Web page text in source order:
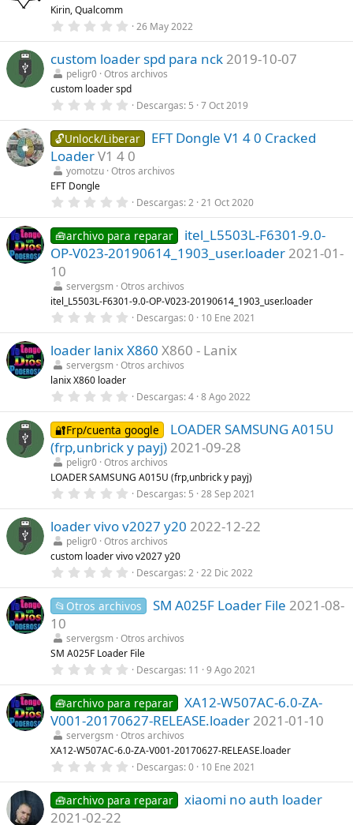
r
l
l
a
(
s
Kirin, Qualcomm
0
0
0
e
s
t
r
l
l
a
(
s
)
26 May 2022
custom loader spd para nck 2019-10-07
peligr0 Otros archivos
custom loader spd
0
0
0
e
s
t
l
a
(
s
)
Descargas 5 7 Oct 2019
🔓Unlock/Liberar
EFT Dongle V1 4 0 Cracked
LoaderV1 4 0
yomotzu Otros archivos
EFT Dongle
0
0
0
e
s
e
l
a
(
s
)
Descargas 2 21 Oct 2020
🧰archivo para reparar
itel_L5503L-F6301-9.0-
OP-V023-20190614_1903_user.loader 2021-01-
10
servergsm Otros archivos
itel_L5503L-F6301-9.0-OP-V023-20190614_1903_user.loader
0
0
0
e
s
r
l
l
a
(
s
)
Descargas 0 10 Ene 2021
loader lanix X860 X860 - Lanix
servergsm Otros archivos
lanix X860 loader
0
0
0
e
s
t
r
e
l
(
s
Descargas 4 8 Ago 2022
🔐Frp/cuenta google
LOADER SAMSUNG A015U
(frp,unbrick y payj) 2021-09-28
peligr0 Otros archivos
LOADER SAMSUNG A015U (frp,unbrick y payj)
0
0
0
e
s
t
r
l
l
a
s
)
Descargas 5 28 Sep 2021
loader vivo v2027 y20 2022-12-22
peligr0 Otros archivos
custom loader vivo v2027 y20
0
0
0
e
t
r
e
l
a
(
s
)
Descargas 2 22 Dic 2022
📂Otros archivos SM A025F Loader File 2021-08-
10
servergsm Otros archivos
SM A025F Loader File
0
0
0
e
s
t
r
e
l
a
(
s
Descargas 11 9 Ago 2021
🧰archivo para reparar
XA12-W507AC-6.0-ZA-
V001-20170627-RELEASE.loader 2021-01-10
servergsm Otros archivos
XA12-W507AC-6.0-ZA-V001-20170627-RELEASE.loader
0
0
0
e
Descargas 0 10 Ene 2021
🧰archivo para reparar
xiaomi no auth loader
2021-02-22